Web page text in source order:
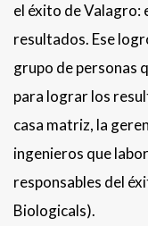
el éxito de Valagro:
resultados. Ese
grupo de personas
para lograr los
casa matriz, la
ingenieros que
responsables del
Biologicals).